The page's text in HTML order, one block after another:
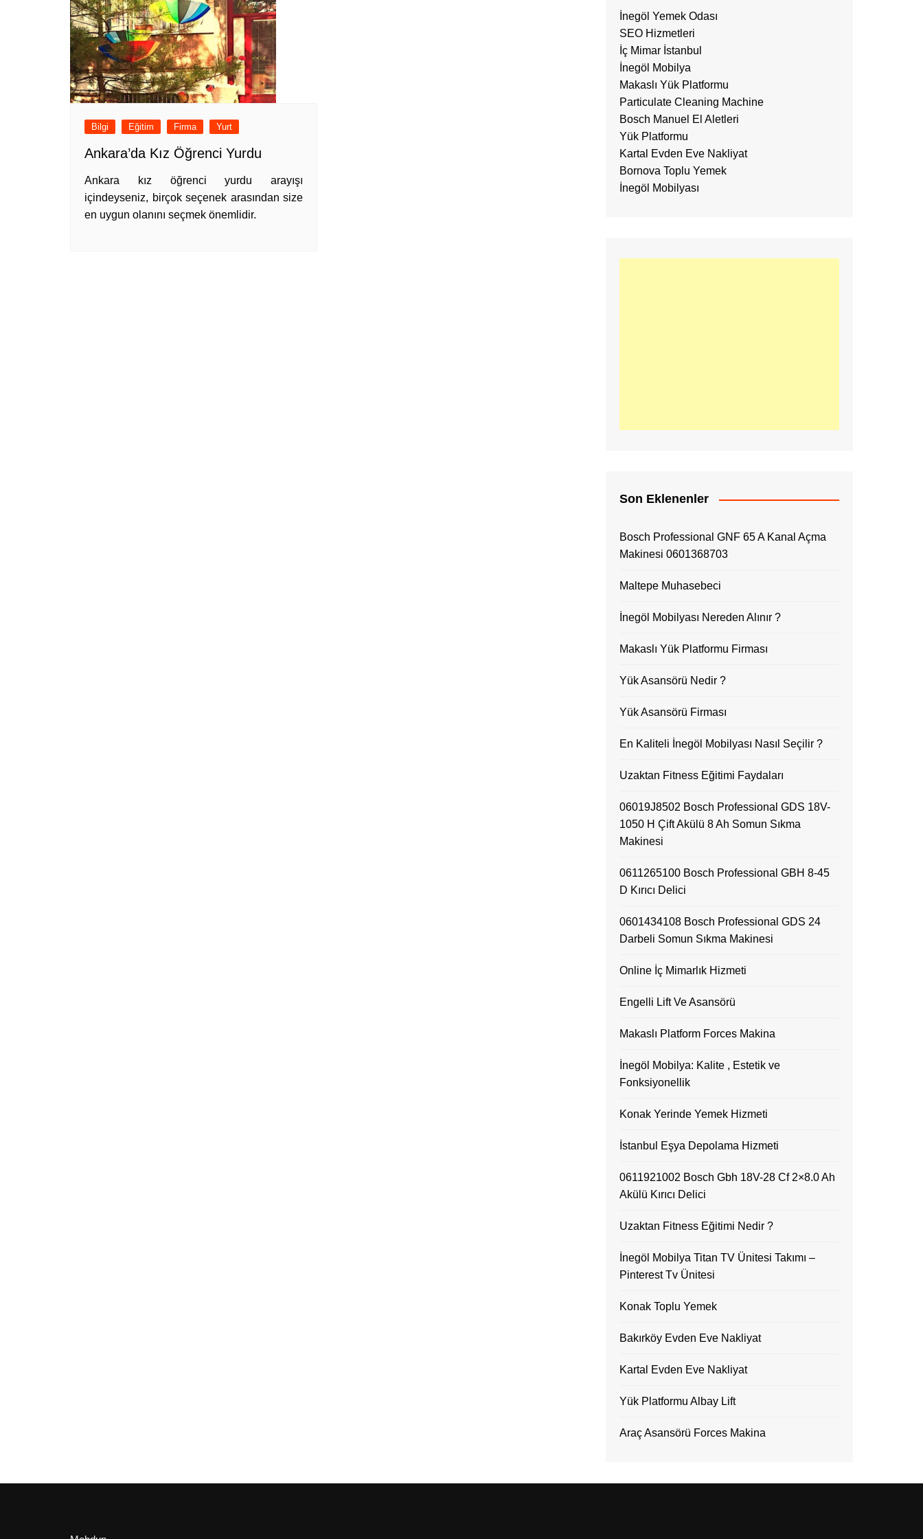
Bilgi Eğitim Firma Yurt
Ankara’da Kız Öğrenci Yurdu
Ankara kız öğrenci yurdu arayışı
içindeyseniz, birçok seçenek arasından size
en uygun olanını seçmek önemlidir.
İnegöl Yemek Odası
SEO Hizmetleri
İç Mimar İstanbul
İnegöl Mobilya
Makaslı Yük Platformu
Particulate Cleaning Machine
Bosch Manuel El Aletleri
Yük Platformu
Kartal Evden Eve Nakliyat
Bornova Toplu Yemek
İnegöl Mobilyası
Son Eklenenler
Bosch Professional GNF 65 A Kanal Açma
Makinesi 0601368703
Maltepe Muhasebeci
İnegöl Mobilyası Nereden Alınır ?
Makaslı Yük Platformu Firması
Yük Asansörü Nedir ?
Yük Asansörü Firması
En Kaliteli İnegöl Mobilyası Nasıl Seçilir ?
Uzaktan Fitness Eğitimi Faydaları
06019J8502 Bosch Professional GDS 18V-
1050 H Çift Akülü 8 Ah Somun Sıkma
Makinesi
0611265100 Bosch Professional GBH 8-45
D Kırıcı Delici
0601434108 Bosch Professional GDS 24
Darbeli Somun Sıkma Makinesi
Online İç Mimarlık Hizmeti
Engelli Lift Ve Asansörü
Makaslı Platform Forces Makina
İnegöl Mobilya: Kalite , Estetik ve
Fonksiyonellik
Konak Yerinde Yemek Hizmeti
İstanbul Eşya Depolama Hizmeti
0611921002 Bosch Gbh 18V-28 Cf 2×8.0 Ah
Akülü Kırıcı Delici
Uzaktan Fitness Eğitimi Nedir ?
İnegöl Mobilya Titan TV Ünitesi Takımı –
Pinterest Tv Ünitesi
Konak Toplu Yemek
Bakırköy Evden Eve Nakliyat
Kartal Evden Eve Nakliyat
Yük Platformu Albay Lift
Araç Asansörü Forces Makina